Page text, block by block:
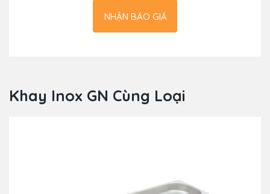
NHẬN BÁO GIÁ
Khay Inox GN Cùng Loại